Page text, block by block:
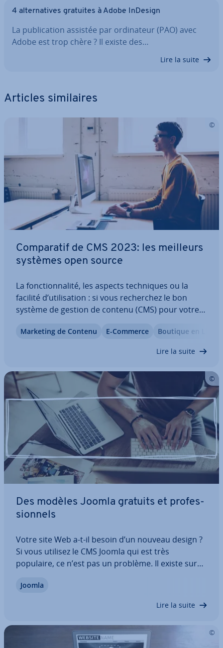
4 al­ter­na­tives gratuites à Adobe InDesign
La pu­bli­ca­tion assistée par or­di­na­teur (PAO) avec
Adobe est trop chère ? Il existe des…
Lire la suite
Articles si­mi­laires
Com­pa­ra­tif de CMS 2023: les meilleurs
systèmes open source
La fonc­tion­na­lité, les aspects tech­niques ou la
facilité d’uti­li­sa­tion : si vous re­cher­chez le bon
système de gestion de contenu (CMS) pour votre
facteurs. Un même système peut être utilisé pour
Marketing de Contenu E-Commerce Boutique en Ligne
Lire la suite
Des modèles Joomla gratuits et pro­fes­
sion­nels
Votre site Web a-t-il besoin d’un nouveau design ?
Si vous utilisez le CMS Joomla qui est très
populaire, ce n’est pas un problème. Il existe sur
dis­po­si­tion. Ils ont tous en commun une sim­pli­cité
Joomla
Lire la suite